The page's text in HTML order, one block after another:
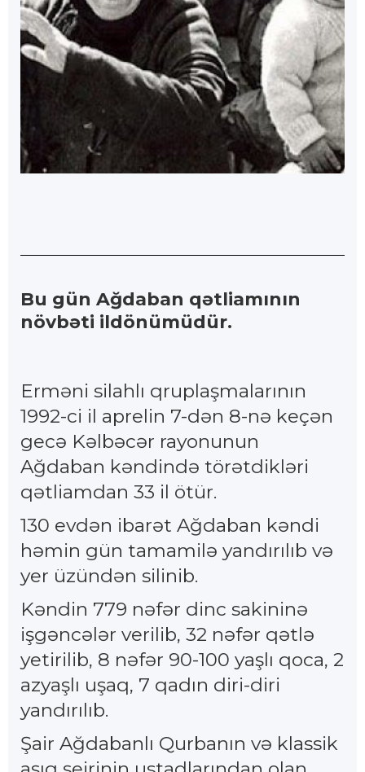
Bu gün Ağdaban qətliamının
növbəti ildönümüdür.
Erməni silahlı qruplaşmalarının
1992-ci il aprelin 7-dən 8-nə keçən
gecə Kəlbəcər rayonunun
Ağdaban kəndində törətdikləri
qətliamdan 33 il ötür.
130 evdən ibarət Ağdaban kəndi
həmin gün tamamilə yandırılıb və
yer üzündən silinib.
Kəndin 779 nəfər dinc sakininə
işgəncələr verilib, 32 nəfər qətlə
yetirilib, 8 nəfər 90-100 yaşlı qoca, 2
azyaşlı uşaq, 7 qadın diri-diri
yandırılıb.
Şair Ağdabanlı Qurbanın və klassik